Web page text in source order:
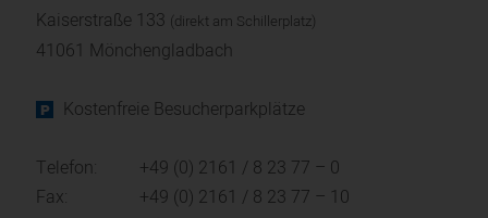
Kaiserstraße 133 (direkt am Schillerplatz)
41061 Mönchengladbach
Kostenfreie Besucherparkplätze
Telefon:
+49 (0) 2161 / 8 23 77 – 0
Fax:
+49 (0) 2161 / 8 23 77 – 10